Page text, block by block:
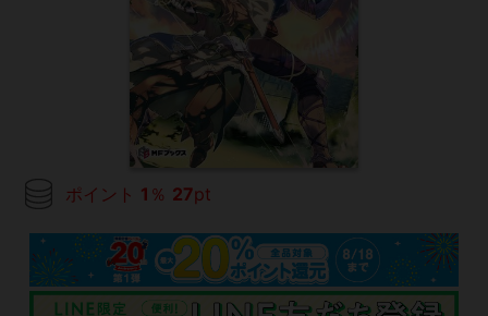
ポイント 1 ％ 27pt